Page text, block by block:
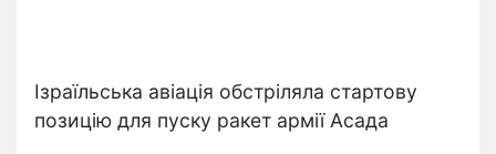
Ізраїльська авіація обстріляла стартову
позицію для пуску ракет армії Асада